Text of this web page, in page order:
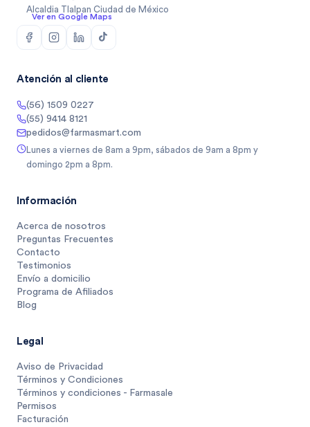
Alcaldia Tlalpan Ciudad de México
Ver en Google Maps
Atención al cliente
(56) 1509 0227
(55) 9414 8121
pedidos@farmasmart.com
Lunes a viernes de 8am a 9pm, sábados de 9am a 8pm y
domingo 2pm a 8pm.
Información
Acerca de nosotros
Preguntas Frecuentes
Contacto
Testimonios
Envío a domicilio
Programa de Afiliados
Blog
Legal
Aviso de Privacidad
Términos y Condiciones
Términos y condiciones - Farmasale
Permisos
Facturación